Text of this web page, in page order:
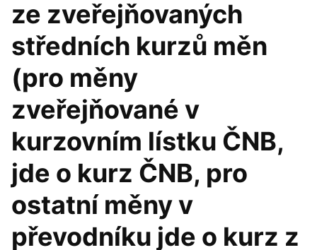
ze zveřejňovaných
středních kurzů měn
(pro měny
zveřejňované v
kurzovním lístku ČNB,
jde o kurz ČNB, pro
ostatní měny v
převodníku jde o kurz z